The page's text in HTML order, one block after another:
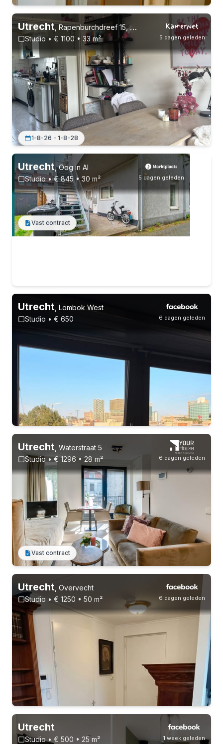
Vast contract
5 dagen geleden
Utrecht Rapenburchdreef 15, Overvecht
Studio • € 1100 • 33 m²
1-8-26 - 1-8-28
5 dagen geleden
Utrecht ,Oog in Al
Studio • € 845 • 30 m²
Vast contract
6 dagen geleden
Utrecht Lombok West
Studio • € 650
2-8-26 - 23-8-26
6 dagen geleden
Utrecht Waterstraat 5
Studio • € 1296 • 28 m²
Vast contract
6 dagen geleden
Utrecht Overvecht
Studio • € 1250 • 50 m²
1 week geleden
Utrecht
Studio • € 500 • 25 m²